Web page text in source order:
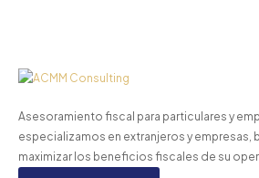
Asesoramiento fiscal para particulares y
especializamos en extranjeros y empresas,
maximizar los beneficios fiscales de su